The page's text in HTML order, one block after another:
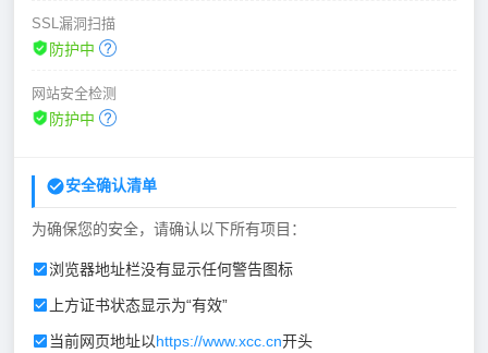
SSL漏洞扫描
防护中
网站安全检测
防护中
安全确认清单
为确保您的安全，请确认以下所有项目：
浏览器地址栏没有显示任何警告图标
上方证书状态显示为“有效”
当前网页地址以https://www.xcc.cn开头